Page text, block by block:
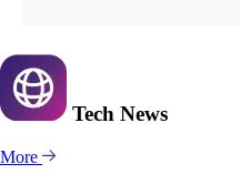
Tech News
More